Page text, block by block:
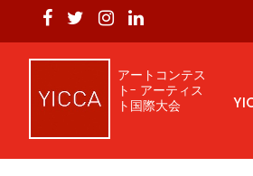
アートコンテス
ト- アーティス
ト国際大会